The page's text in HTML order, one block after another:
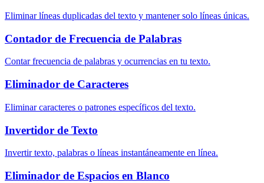
Eliminar líneas duplicadas del texto y mantener solo líneas únicas.
Contador de Frecuencia de Palabras
Contar frecuencia de palabras y ocurrencias en tu texto.
Eliminador de Caracteres
Eliminar caracteres o patrones específicos del texto.
Invertidor de Texto
Invertir texto, palabras o líneas instantáneamente en línea.
Eliminador de Espacios en Blanco